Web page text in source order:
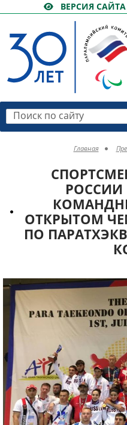
ВЕРСИЯ
Поиск по сайту
Главная
ОТКРЫТОМ
ПО